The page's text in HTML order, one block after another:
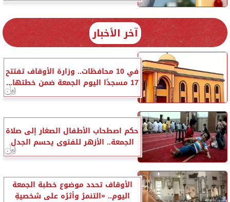
آخر الأخبار
في 10 محافظات.. وزارة الأوقاف تفتتح
17 مسجدًا اليوم الجمعة ضمن خطتها...
حكم اصطحاب الأطفال الصغار إلى صلاة
الجمعة.. الأزهر للفتوى يحسم الجدل
الأوقاف تحدد موضوع خطبة الجمعة
اليوم.. «التنمرُ وأثرُه على شخصيةِ